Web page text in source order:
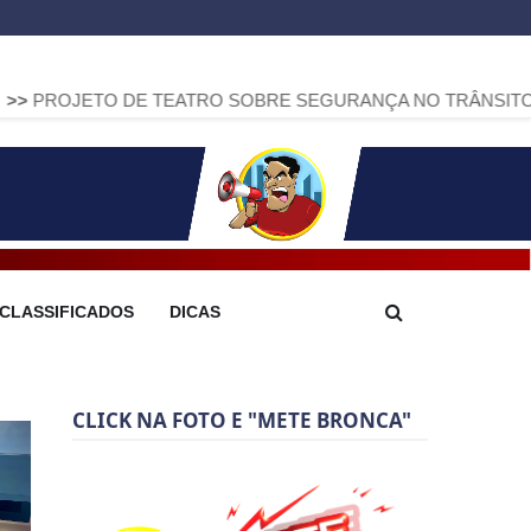
TEATRO SOBRE SEGURANÇA NO TRÂNSITO CHEGA A
CLASSIFICADOS DICAS
CLICK NA FOTO E "METE BRONCA"